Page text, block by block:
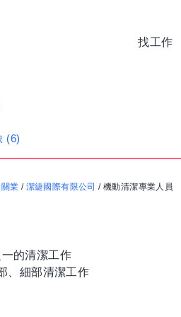
找工作
(6)
業 / 潔緁國際有限公司 /機動清潔專業人員
的清潔工作
、細部清潔工作